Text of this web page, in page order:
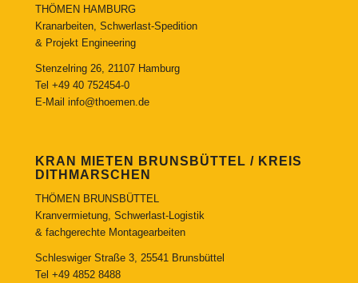
THÖMEN HAMBURG
Kranarbeiten, Schwerlast-Spedition
& Projekt Engineering
Stenzelring 26, 21107 Hamburg
Tel +49 40 752454-0
E-Mail info@thoemen.de
KRAN MIETEN BRUNSBÜTTEL / KREIS
DITHMARSCHEN
THÖMEN BRUNSBÜTTEL
Kranvermietung, Schwerlast-Logistik
& fachgerechte Montagearbeiten
Schleswiger Straße 3, 25541 Brunsbüttel
Tel +49 4852 8488